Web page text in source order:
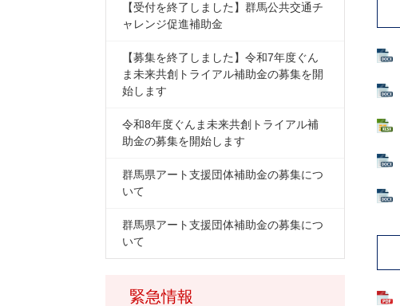
緊急情報
【受付を終了しました】群馬公共交通チ
ャレンジ促進補助金
【募集を終了しました】令和7年度ぐん
ま未来共創トライアル補助金の募集を開
始します
令和8年度ぐんま未来共創トライアル補
助金の募集を開始します
群馬県アート支援団体補助金の募集につ
いて
群馬県アート支援団体補助金の募集につ
いて